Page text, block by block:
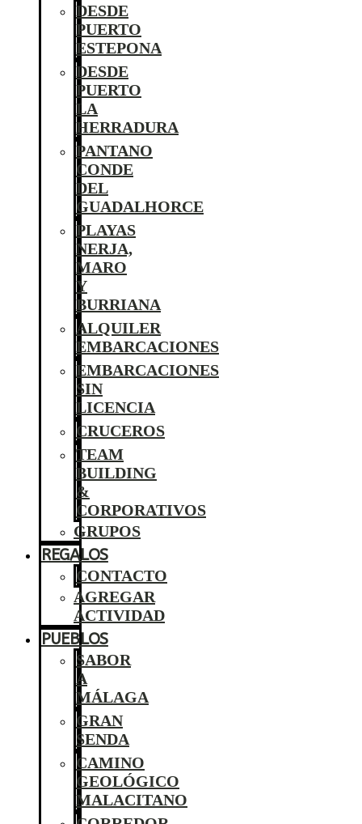
DESDE
PUERTO
ESTEPONA
DESDE
PUERTO
LA
HERRADURA
PANTANO
CONDE
DEL
GUADALHORCE
PLAYAS
NERJA,
MARO
Y
BURRIANA
ALQUILER
EMBARCACIONES
EMBARCACIONES
SIN
LICENCIA
CRUCEROS
TEAM
BUILDING
&
CORPORATIVOS
GRUPOS
REGALOS
CONTACTO
AGREGAR
ACTIVIDAD
PUEBLOS
SABOR
A
MÁLAGA
GRAN
SENDA
CAMINO
GEOLÓGICO
MALACITANO